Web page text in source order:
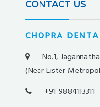
betovis
süratbet
milosbet
benimbahis
CONTACT US
CHOPRA
No.1,
(Near Lister
+91 9884113311